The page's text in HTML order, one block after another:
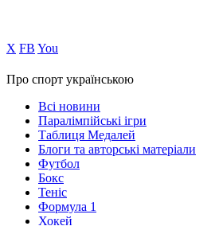
Х FB You
Про спорт українською
Всі новини
Паралімпійські ігри
Таблиця Медалей
Блоги та авторські матеріали
Футбол
Бокс
Теніс
Формула 1
Хокей